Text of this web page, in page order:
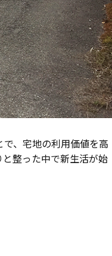
、宅地の利用価値を高
整った中で新生活が始